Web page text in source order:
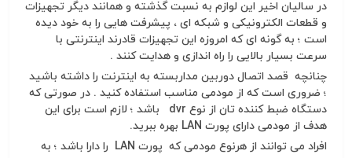
در سالیان اخیر این لوازم به نسبت گذشته و همانند دیگر تجهیزات
و قطعات الکترونیکی و شبکه ای ، پیشرفت هایی را به خود دیده
است ؛ به گونه ای که امروزه این تجهیزات قادرند اینترنتی با
سرعت بسیار بالایی را راه اندازی و هدایت کنند .
چنانچه قصد اتصال دوربین مداربسته به اینترنت را داشته باشید
؛ ضروری است که از مودمی مناسب استفاده کنید . در صورتی که
دستگاه ضبط کننده تان از نوع dvr باشد ؛ لازم است برای این
هدف از مودمی دارای پورت LAN بهره ببرید.
افراد می توانند از هرنوع مودمی که پورت LAN را دارا باشد ؛ به